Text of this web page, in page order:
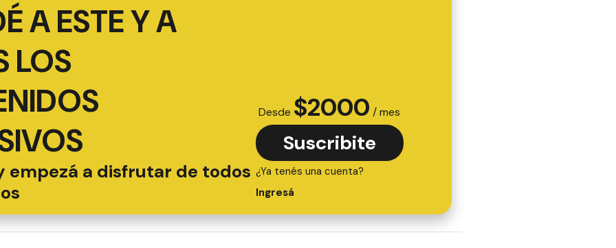
A ESTE Y A
LOS
empezá a disfrutar de todos
Desde $2000 / mes
Suscribite
¿Ya tenés una cuenta?
Ingresá